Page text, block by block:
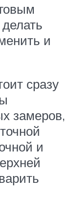
и
сразу
замеров,
и